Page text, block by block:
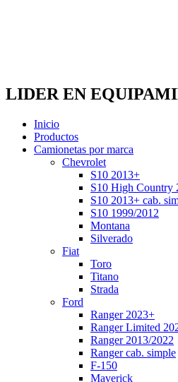
LIDER EN
Inicio
Productos
Camionetas por marca
Chevrolet
S10 2013+
S10 High Country
S10 2013+ cab.
S10 1999/2012
Montana
Silverado
Fiat
Toro
Titano
Strada
Ford
Ranger 2023+
Ranger Limited
Ranger 2013/2022
Ranger cab. simple
F-150
Maverick